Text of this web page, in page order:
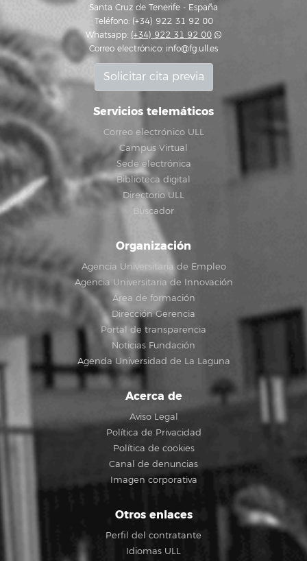
Santa Cruz de Tenerife - España
Teléfono: (+34) 922 31 92 00
Whatsapp: (+34) 922 31 92 00
Correo electrónico: info@fg.ull.es
Solicitar cita previa
Servicios telemáticos
Correo electrónico ULL
Campus Virtual
Sede electrónica
Biblioteca digital
Directorio ULL
Buscador
Organización
Agencia Universitaria de Empleo
Agencia Universitaria de Innovación
Área de formación
Dirección Gerencia
Portal de transparencia
Noticias Fundación
Agenda Universidad de La Laguna
Acerca de
Aviso Legal
Política de Privacidad
Política de cookies
Canal de denuncias
Imagen corporativa
Otros enlaces
Perfil del contratante
Idiomas ULL